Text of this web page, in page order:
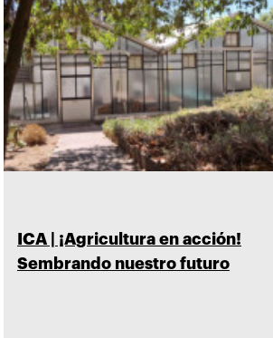
ICA | ¡Agricultura en acción!
Sembrando nuestro futuro